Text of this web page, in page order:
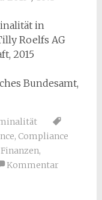
in
Roelfs AG
2015
Bundesamt,
, Compliance
Finanzen,
Kommentar